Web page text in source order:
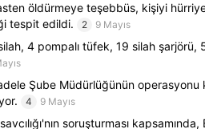
öldürmeye teşebbüs, kişiyi
tespit edildi.
2 9 Mayıs
4 pompalı tüfek, 19 silah
Şube Müdürlüğünün operasyonu
4 9 Mayıs
soruşturması